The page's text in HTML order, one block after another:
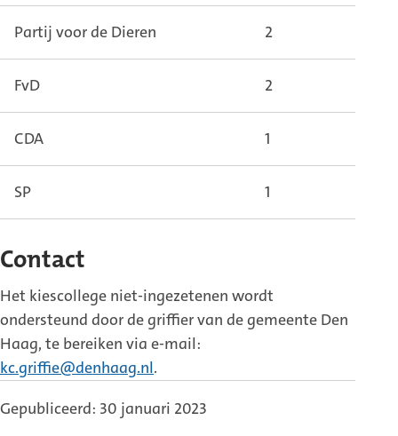
Partij voor de Dieren 2
FvD 2
CDA 1
SP 1
Contact
Het kiescollege niet-ingezetenen wordt
ondersteund door de griffier van de gemeente Den
Haag, te bereiken via e-mail:
kc.griffie@denhaag.nl.
Gepubliceerd: 30 januari 2023